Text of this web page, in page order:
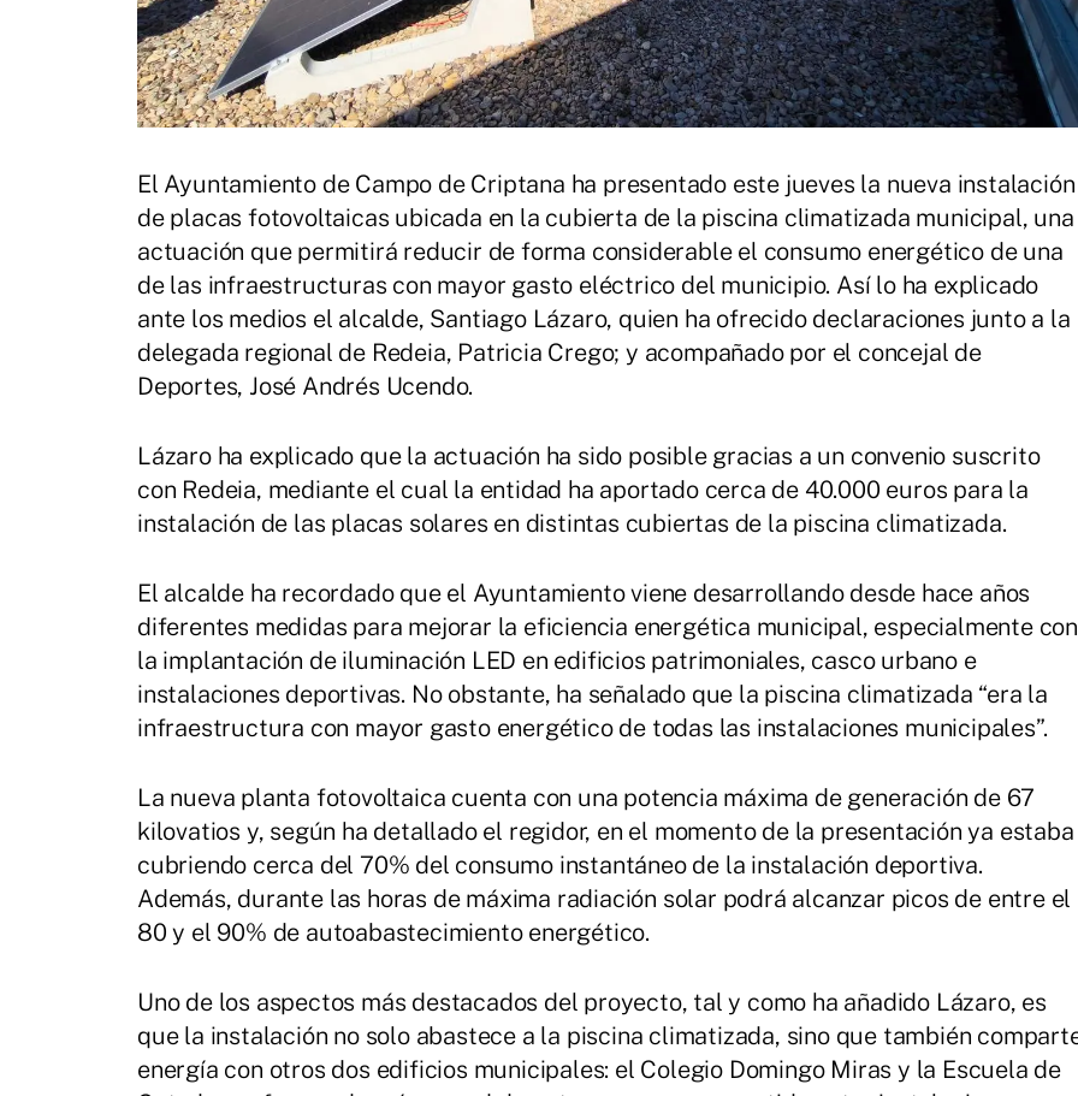
El Ayuntamiento de Campo de Criptana ha presentado este jueves la nueva instalación
de placas fotovoltaicas ubicada en la cubierta de la piscina climatizada municipal, una
actuación que permitirá reducir de forma considerable el consumo energético de una
de las infraestructuras con mayor gasto eléctrico del municipio. Así lo ha explicado
ante los medios el alcalde, Santiago Lázaro, quien ha ofrecido declaraciones junto a la
delegada regional de Redeia, Patricia Crego; y acompañado por el concejal de
Deportes, José Andrés Ucendo.
Lázaro ha explicado que la actuación ha sido posible gracias a un convenio suscrito
con Redeia, mediante el cual la entidad ha aportado cerca de 40.000 euros para la
instalación de las placas solares en distintas cubiertas de la piscina climatizada.
El alcalde ha recordado que el Ayuntamiento viene desarrollando desde hace años
diferentes medidas para mejorar la eficiencia energética municipal, especialmente con
la implantación de iluminación LED en edificios patrimoniales, casco urbano e
instalaciones deportivas. No obstante, ha señalado que la piscina climatizada “era la
infraestructura con mayor gasto energético de todas las instalaciones municipales”.
La nueva planta fotovoltaica cuenta con una potencia máxima de generación de 67
kilovatios y, según ha detallado el regidor, en el momento de la presentación ya estaba
cubriendo cerca del 70% del consumo instantáneo de la instalación deportiva.
Además, durante las horas de máxima radiación solar podrá alcanzar picos de entre el
80 y el 90% de autoabastecimiento energético.
Uno de los aspectos más destacados del proyecto, tal y como ha añadido Lázaro, es
que la instalación no solo abastece a la piscina climatizada, sino que también
energía con otros dos edificios municipales: el Colegio Domingo Miras y la Escuela de